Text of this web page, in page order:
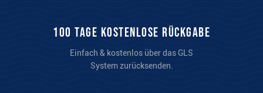
100 Tage kostenlose Rückgabe
Einfach & kostenlos über das GLS
System zurücksenden.